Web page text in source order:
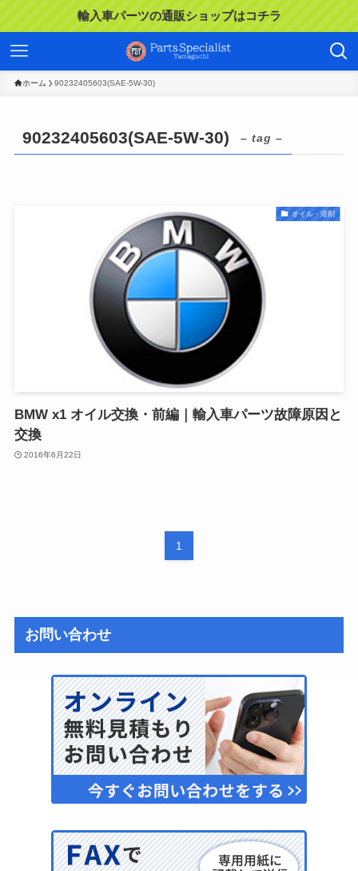
輸入車パーツの通販ショップはコチラ
ホーム 90232405603(SAE-5W-30)
90232405603(SAE-5W-30) – tag –
オイル・溶剤
BMW x1 オイル交換・前編｜輸入車パーツ故障原因と
交換
2016年6月22日
1
お問い合わせ